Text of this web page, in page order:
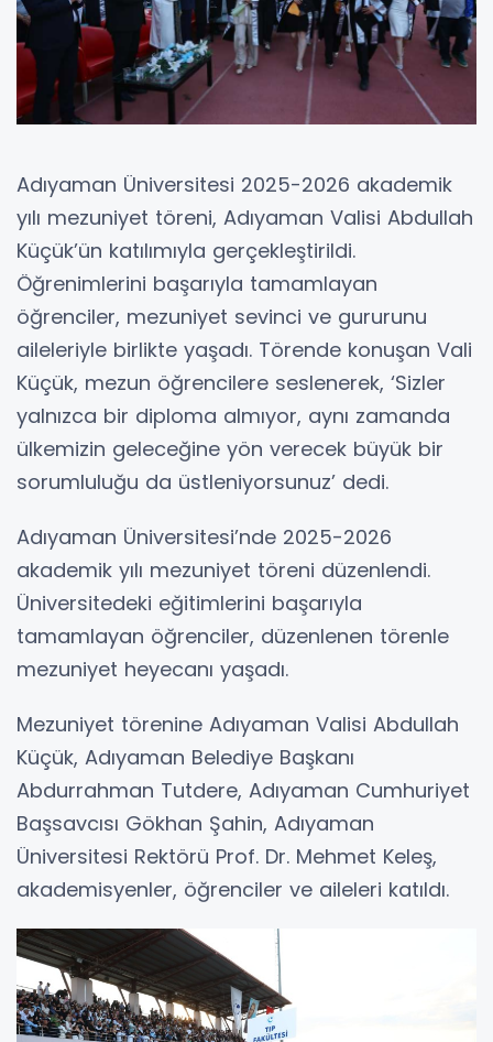
Adıyaman Üniversitesi 2025-2026 akademik
yılı mezuniyet töreni, Adıyaman Valisi Abdullah
Küçük’ün katılımıyla gerçekleştirildi.
Öğrenimlerini başarıyla tamamlayan
öğrenciler, mezuniyet sevinci ve gururunu
aileleriyle birlikte yaşadı. Törende konuşan Vali
Küçük, mezun öğrencilere seslenerek, ‘Sizler
yalnızca bir diploma almıyor, aynı zamanda
ülkemizin geleceğine yön verecek büyük bir
sorumluluğu da üstleniyorsunuz’ dedi.
Adıyaman Üniversitesi’nde 2025-2026
akademik yılı mezuniyet töreni düzenlendi.
Üniversitedeki eğitimlerini başarıyla
tamamlayan öğrenciler, düzenlenen törenle
mezuniyet heyecanı yaşadı.
Mezuniyet törenine Adıyaman Valisi Abdullah
Küçük, Adıyaman Belediye Başkanı
Abdurrahman Tutdere, Adıyaman Cumhuriyet
Başsavcısı Gökhan Şahin, Adıyaman
Üniversitesi Rektörü Prof. Dr. Mehmet Keleş,
akademisyenler, öğrenciler ve aileleri katıldı.